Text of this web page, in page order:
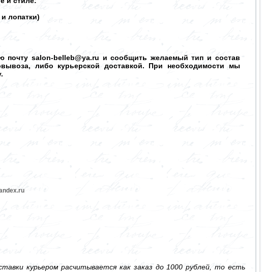
лопатки)
почту salon-belleb@ya.ru и сообщить желаемый тип и состав
либо курьерской доставкой. При необходимости мы
курьером расчитывается как заказ до 1000 рублей, то есть